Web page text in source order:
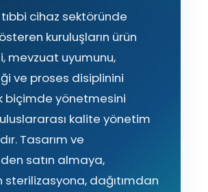
tıbbi cihaz sektöründe
kuruluşların ürün
mevzuat uyumunu,
ve proses disiplinini
biçimde yönetmesini
kalite yönetim
Tasarım ve
satın almaya,
dağıtımdan